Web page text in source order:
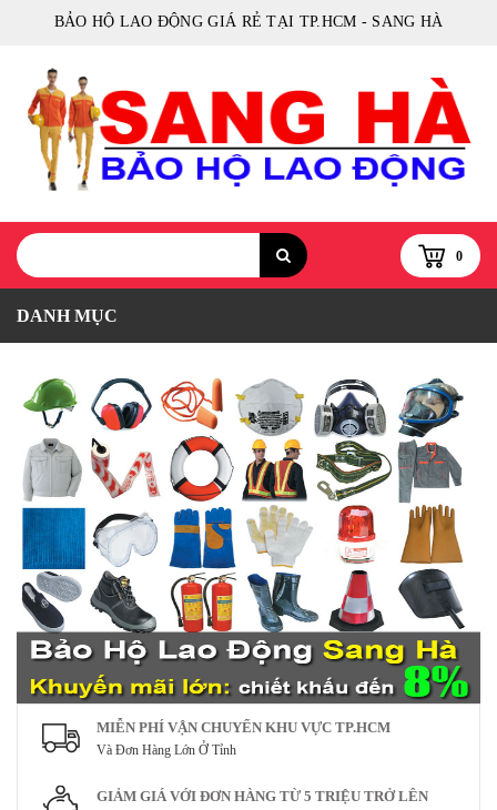
BẢO HỘ LAO ĐỘNG GIÁ RẺ TẠI TP.HCM - SANG HÀ
0
DANH MỤC
MIỄN PHÍ VẬN CHUYỂN KHU VỰC TP.HCM
Và Đơn Hàng Lớn Ở Tỉnh
GIẢM GIÁ VỚI ĐƠN HÀNG TỪ 5 TRIỆU TRỞ LÊN